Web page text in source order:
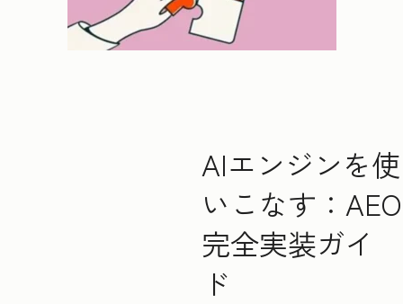
AIエンジンを使
いこなす：AEO
完全実装ガイ
ド